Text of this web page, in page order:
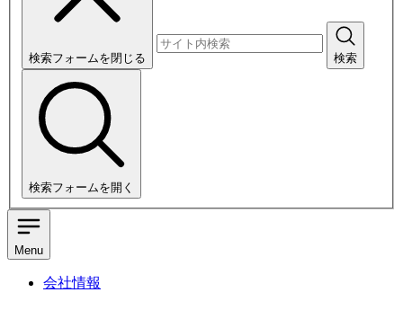
検索フォームを閉じる 検索
検索フォームを開く
Menu
会社情報